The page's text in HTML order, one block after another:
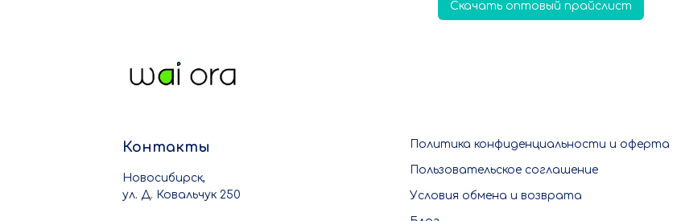
Скачать оптовый прайслист
Политика конфиденциальности и оферта
Пользовательское соглашение
Условия обмена и возврата
Контакты
Новосибирск,
ул. Д. Ковальчук 250